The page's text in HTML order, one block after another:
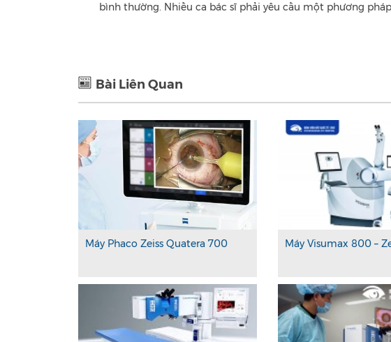
bình thường. Nhiều ca bác sĩ phải yêu cầu một phương
Bài Liên Quan
Máy Phaco Zeiss Quatera 700 Máy Visumax 800 –